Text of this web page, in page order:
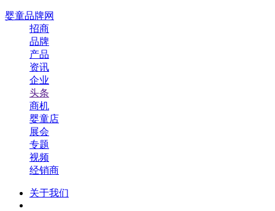
婴童品牌网
招商
品牌
产品
资讯
企业
头条
商机
婴童店
展会
专题
视频
经销商
关于我们